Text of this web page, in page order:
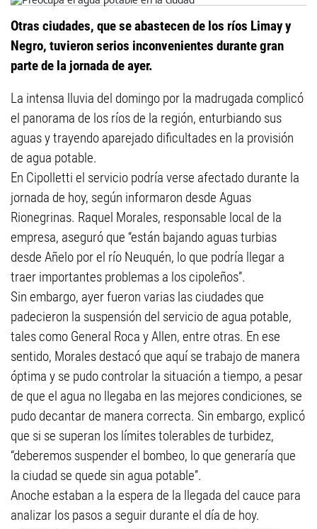
Otras ciudades, que se abastecen de los ríos Limay y
Negro, tuvieron serios inconvenientes durante gran
parte de la jornada de ayer.
La intensa lluvia del domingo por la madrugada complicó
el panorama de los ríos de la región, enturbiando sus
aguas y trayendo aparejado dificultades en la provisión
de agua potable.
En Cipolletti el servicio podría verse afectado durante la
jornada de hoy, según informaron desde Aguas
Rionegrinas. Raquel Morales, responsable local de la
empresa, aseguró que “están bajando aguas turbias
desde Añelo por el río Neuquén, lo que podría llegar a
traer importantes problemas a los cipoleños”.
Sin embargo, ayer fueron varias las ciudades que
padecieron la suspensión del servicio de agua potable,
tales como General Roca y Allen, entre otras. En ese
sentido, Morales destacó que aquí se trabajo de manera
óptima y se pudo controlar la situación a tiempo, a pesar
de que el agua no llegaba en las mejores condiciones, se
pudo decantar de manera correcta. Sin embargo, explicó
que si se superan los límites tolerables de turbidez,
“deberemos suspender el bombeo, lo que generaría que
la ciudad se quede sin agua potable”.
Anoche estaban a la espera de la llegada del cauce para
analizar los pasos a seguir durante el día de hoy.